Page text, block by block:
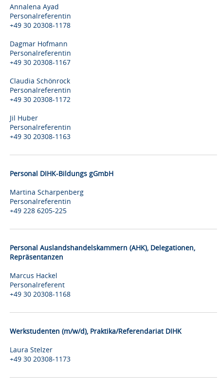
Annalena Ayad
Personalreferentin
+49 30 20308-1178
Dagmar Hofmann
Personalreferentin
+49 30 20308-1167
Claudia Schönrock
Personalreferentin
+49 30 20308-1172
Jil Huber
Personalreferentin
+49 30 20308-1163
Personal DIHK-Bildungs gGmbH
Martina Scharpenberg
Personalreferentin
+49 228 6205-225
Personal Auslandshandelskammern (AHK), Delegationen,
Repräsentanzen
Marcus Hackel
Personalreferent
+49 30 20308-1168
Werkstudenten (m/w/d), Praktika/Referendariat DIHK
Laura Stelzer
+49 30 20308-1173